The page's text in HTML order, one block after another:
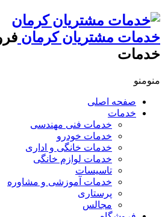
خدمات مشتریان کرمان
خدمات
منومنو
صفحه اصلی
خدمات
خدمات فنی مهندسی
خدمات خودرو
خدمات خانگی و اداری
خدمات لوازم خانگی
تاسیسات
خدمات آموزشی و مشاوره
پرستاری
مجالس